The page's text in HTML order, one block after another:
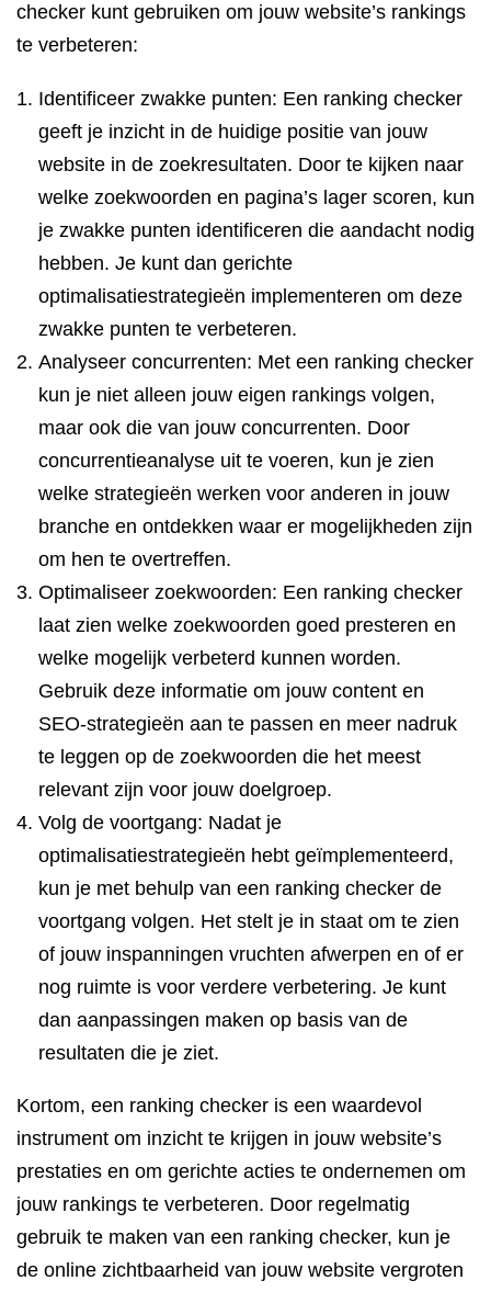
checker kunt gebruiken om jouw website’s rankings
te verbeteren:
Identificeer zwakke punten: Een ranking checker
geeft je inzicht in de huidige positie van jouw
website in de zoekresultaten. Door te kijken naar
welke zoekwoorden en pagina’s lager scoren, kun
je zwakke punten identificeren die aandacht nodig
hebben. Je kunt dan gerichte
optimalisatiestrategieën implementeren om deze
zwakke punten te verbeteren.
Analyseer concurrenten: Met een ranking checker
kun je niet alleen jouw eigen rankings volgen,
maar ook die van jouw concurrenten. Door
concurrentieanalyse uit te voeren, kun je zien
welke strategieën werken voor anderen in jouw
branche en ontdekken waar er mogelijkheden zijn
om hen te overtreffen.
Optimaliseer zoekwoorden: Een ranking checker
laat zien welke zoekwoorden goed presteren en
welke mogelijk verbeterd kunnen worden.
Gebruik deze informatie om jouw content en
SEO-strategieën aan te passen en meer nadruk
te leggen op de zoekwoorden die het meest
relevant zijn voor jouw doelgroep.
Volg de voortgang: Nadat je
optimalisatiestrategieën hebt geïmplementeerd,
kun je met behulp van een ranking checker de
voortgang volgen. Het stelt je in staat om te zien
of jouw inspanningen vruchten afwerpen en of er
nog ruimte is voor verdere verbetering. Je kunt
dan aanpassingen maken op basis van de
resultaten die je ziet.
Kortom, een ranking checker is een waardevol
instrument om inzicht te krijgen in jouw website’s
prestaties en om gerichte acties te ondernemen om
jouw rankings te verbeteren. Door regelmatig
gebruik te maken van een ranking checker, kun je
de online zichtbaarheid van jouw website vergroten